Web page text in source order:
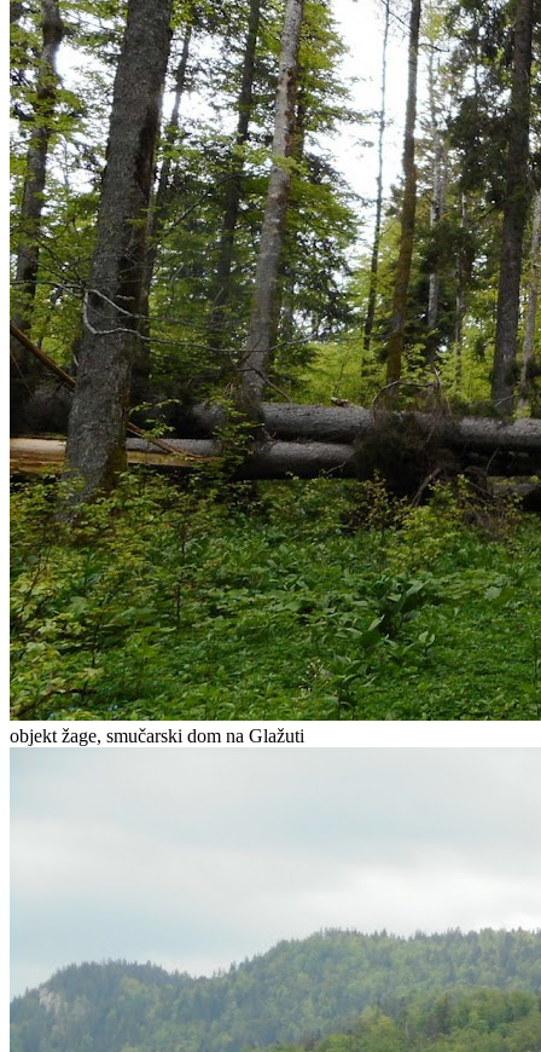
objekt žage, smučarski dom na Glažuti